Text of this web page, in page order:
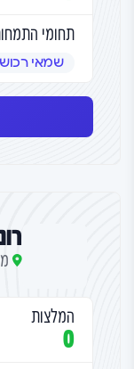
תחומי
שמאי רכוש
המלצות
0